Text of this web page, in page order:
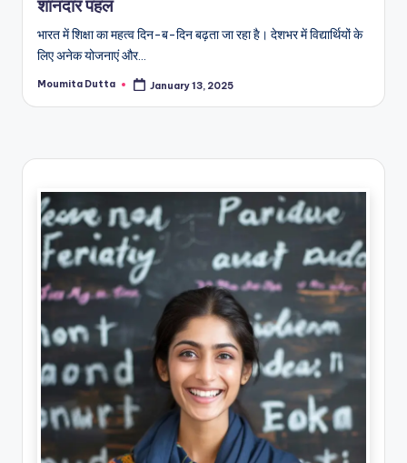
शानदार पहल
भारत में शिक्षा का महत्व दिन-ब-दिन बढ़ता जा रहा है। देशभर में विद्यार्थियों के
लिए अनेक योजनाएं और…
Posted
Moumita Dutta January 13, 2025